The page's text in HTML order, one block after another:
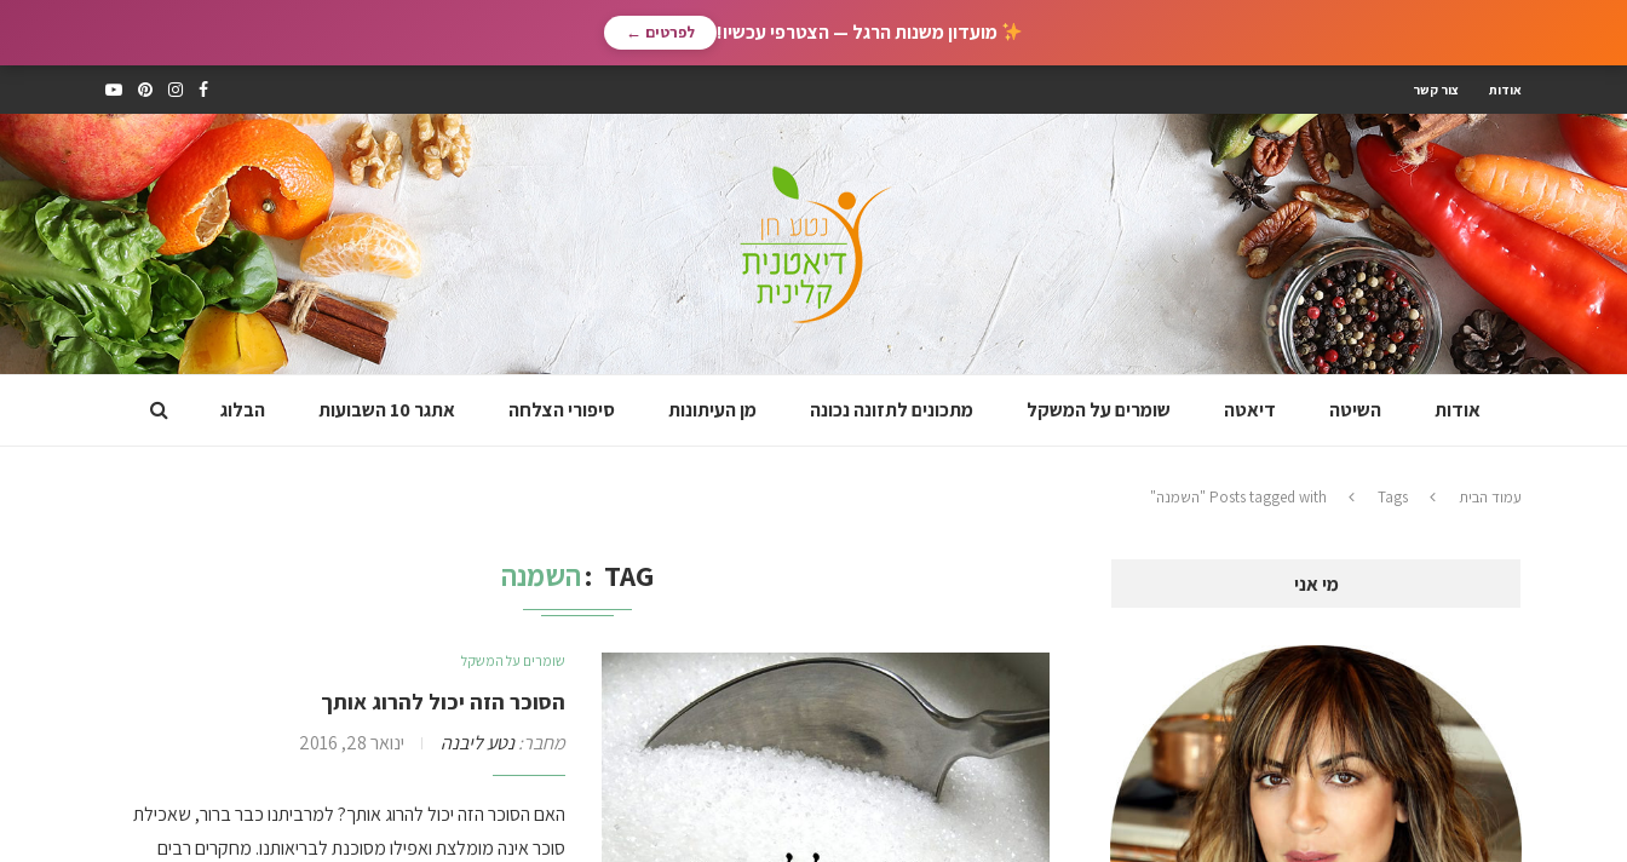
מועדון משנות הרגל — הצטרפי עכשיו! לפרטים ←
אודות צור קשר
אודות השיטה דיאטה שומרים על המשקל מתכונים לתזונה נכונה מן העיתונות סיפורי הצלחה אתגר 10 השבועות הבלוג
עמוד הבית Tags Posts tagged with "השמנה"
TAG השמנה
שומרים על המשקל
הסוכר הזה יכול להרוג אותך
מחבר:נטע ליבנה ינואר 28, 2016
האם הסוכר הזה יכול להרוג אותך? למרביתנו כבר ברור, שאכילת
סוכר אינה מומלצת ואפילו מסוכנת לבריאותנו. מחקרים רבים
מי אני